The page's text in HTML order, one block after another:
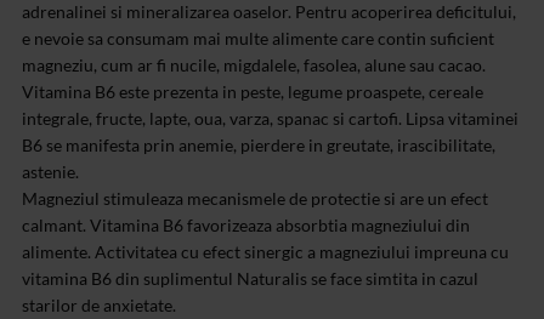
adrenalinei si mineralizarea oaselor. Pentru acoperirea deficitului,
e nevoie sa consumam mai multe alimente care contin suficient
magneziu, cum ar fi nucile, migdalele, fasolea, alune sau cacao.
Vitamina B6 este prezenta in peste, legume proaspete, cereale
integrale, fructe, lapte, oua, varza, spanac si cartofi. Lipsa vitaminei
B6 se manifesta prin anemie, pierdere in greutate, irascibilitate,
astenie.
Magneziul stimuleaza mecanismele de protectie si are un efect
calmant. Vitamina B6 favorizeaza absorbtia magneziului din
alimente. Activitatea cu efect sinergic a magneziului impreuna cu
vitamina B6 din suplimentul Naturalis se face simtita in cazul
starilor de anxietate.